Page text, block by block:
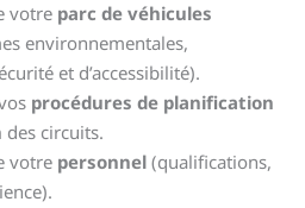
votre parc de véhicules
environnementales,
et d’accessibilité).
procédures de planification
des circuits.
votre personnel (qualifications,